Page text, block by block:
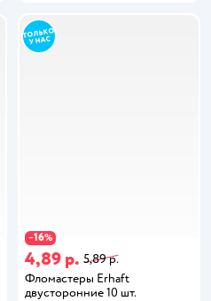
−16%
4,89 р. 5,89 р.
Фломастеры Erhaft
двусторонние 10 шт.